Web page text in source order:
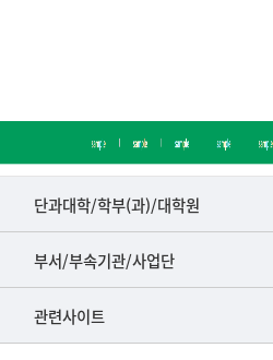
단과대학/학부(과)/대학원
■인문대학
▷국어국문학부
▷일본어·일본학과
부서/부속기관/사업단
공동기기센터
공학교육혁신센터
관련사이트
건강가정지원센터
교수협의회